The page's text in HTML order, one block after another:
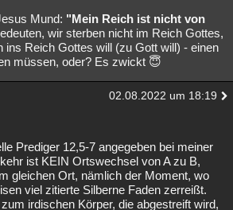
Mund: "Mein Reich ist nicht von
wir sterben nicht im Reich Gottes,
ins Reich Gottes will (zu Gott will) - einen
müssen, oder? Es zwickt 😇
02.08.2022 um 18:19
Prediger 12,5-7 angegeben bei meiner
ist KEIN Ortswechsel von A zu B,
gleichen Ort, nämlich der Moment, wo
viel zitierte Silberne Faden zerreißt.
irdischen Körper, die abgestreift wird,